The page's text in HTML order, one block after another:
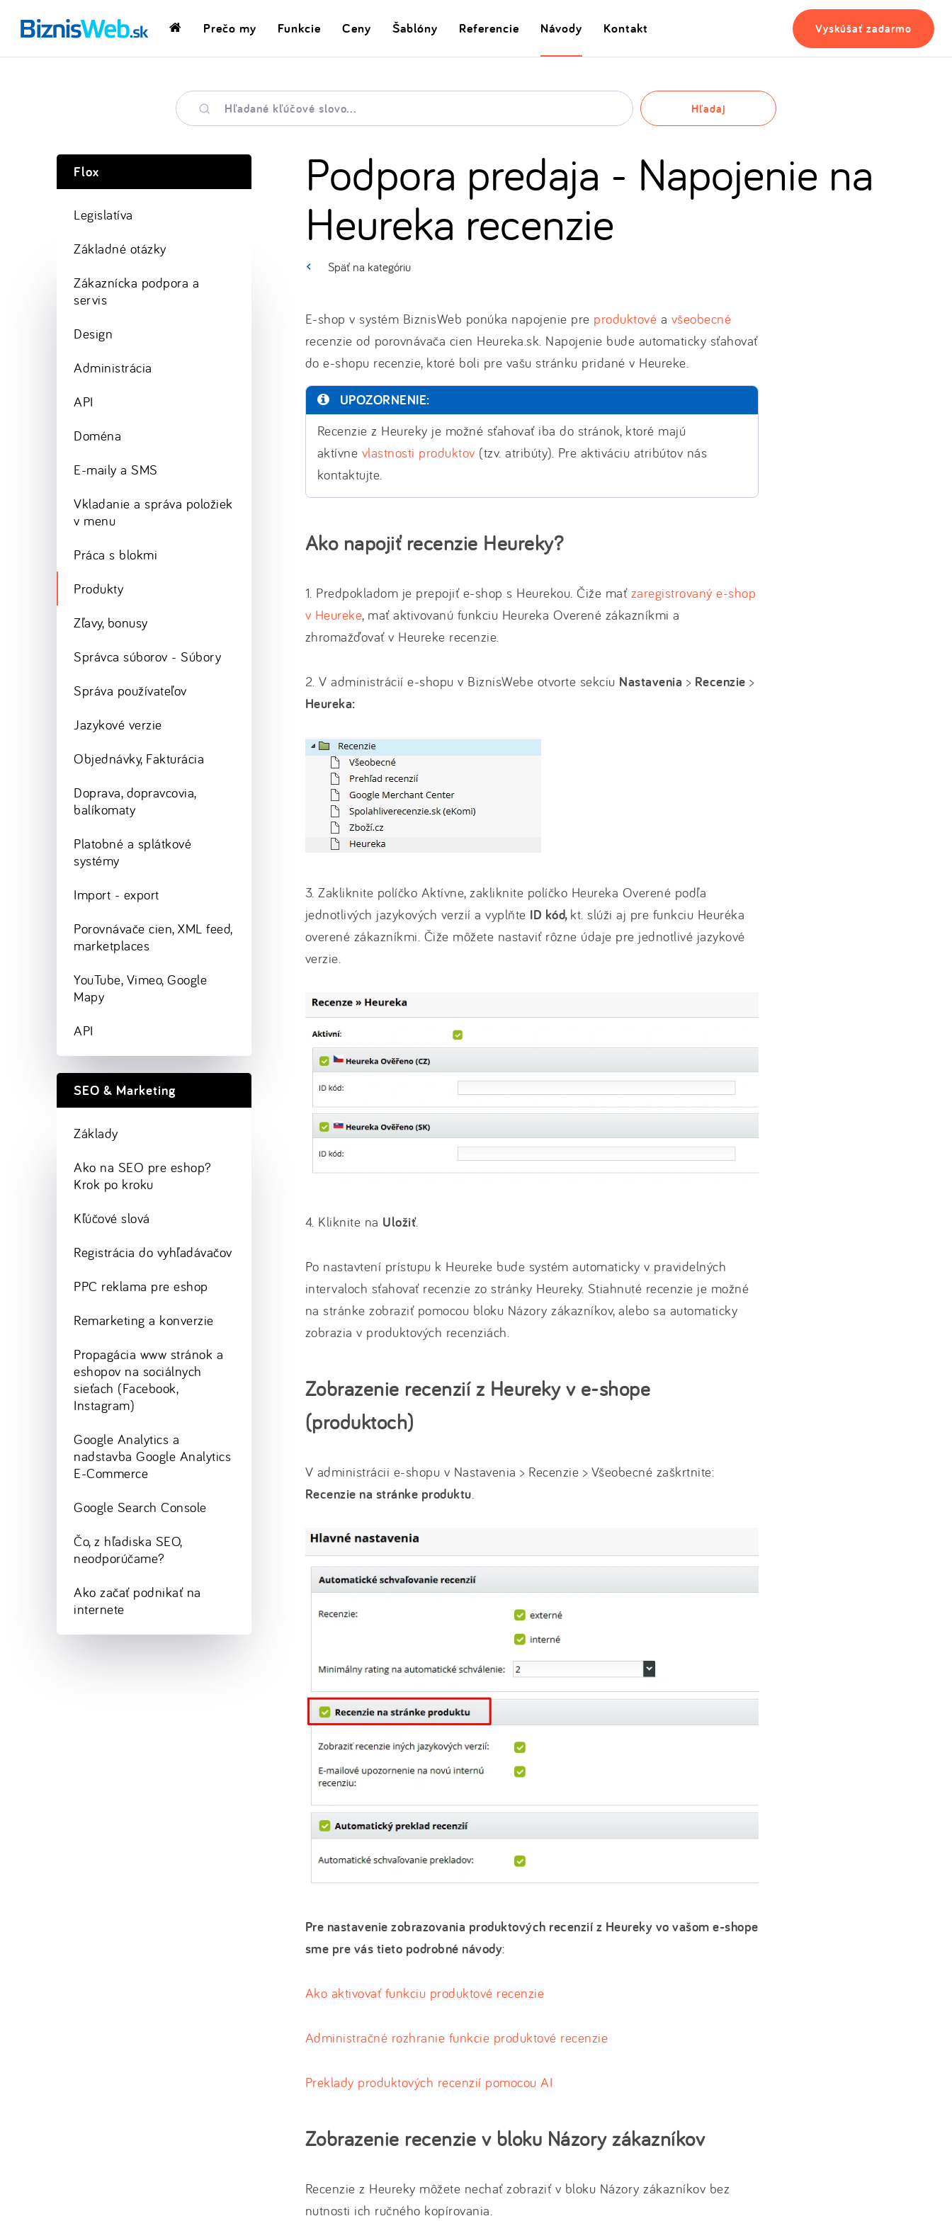
DomovskáPrečo my Funkcie Ceny Šablóny Referencie Návody Kontakt Vyskúšať zadarmo
Hľadané
kľúčové
slovo
Hľadaj
Späť na kategóriu
Podpora predaja - Napojenie na
Heureka recenzie
E-shop v systém BiznisWeb ponúka napojenie pre produktové a všeobecné
recenzie od porovnávača cien Heureka.sk. Napojenie bude automaticky sťahovať
do e-shopu recenzie, ktoré boli pre vašu stránku pridané v Heureke.
UPOZORNENIE:
Recenzie z Heureky je možné sťahovať iba do stránok, ktoré majú
aktívne vlastnosti produktov (tzv. atribúty). Pre aktiváciu atribútov nás
kontaktujte.
Ako napojiť recenzie Heureky?
1. Predpokladom je prepojiť e-shop s Heurekou. Čiže mať zaregistrovaný e-shop
v Heureke, mať aktivovanú funkciu Heureka Overené zákazníkmi a
zhromažďovať v Heureke recenzie.
2. V administrácií e-shopu v BiznisWebe otvorte sekciu Nastavenia > Recenzie >
Heureka:
3. Zakliknite políčko Aktívne, zakliknite políčko Heureka Overené podľa
jednotlivých jazykových verzií a vyplňte ID kód, kt. slúži aj pre funkciu Heuréka
overené zákazníkmi. Čiže môžete nastaviť rôzne údaje pre jednotlivé jazykové
verzie.
4. Kliknite na Uložiť.
Po nastavtení prístupu k Heureke bude systém automaticky v pravidelných
intervaloch sťahovať recenzie zo stránky Heureky. Stiahnuté recenzie je možné
na stránke zobraziť pomocou bloku Názory zákazníkov, alebo sa automaticky
zobrazia v produktových recenziách.
Zobrazenie recenzií z Heureky v e-shope
(produktoch)
V administrácii e-shopu v Nastavenia > Recenzie > Všeobecné zaškrtnite:
Recenzie na stránke produktu
Pre nastavenie zobrazovania produktových recenzií z Heureky vo vašom e-shope
sme pre vás tieto podrobné návody:
Ako aktivovať funkciu produktové recenzie
Administračné rozhranie funkcie produktové recenzie
Preklady produktových recenzií pomocou AI
Zobrazenie recenzie v bloku Názory zákazníkov
Recenzie z Heureky môžete nechať zobraziť v bloku Názory zákazníkov bez
nutnosti ich ručného kopírovania.
Flox
Legislatíva
Základné otázky
Zákaznícka podpora a
servis
Design
Administrácia
API
Doména
E-maily a SMS
Vkladanie a správa položiek
v menu
Práca s blokmi
Produkty
Zľavy, bonusy
Správca súborov - Súbory
Správa používateľov
Jazykové verzie
Objednávky, Fakturácia
Doprava, dopravcovia,
balíkomaty
Platobné a splátkové
systémy
Import - export
Porovnávače cien, XML feed,
marketplaces
YouTube, Vimeo, Google
Mapy
API
SEO & Marketing
Základy
Ako na SEO pre eshop?
Krok po kroku
Kľúčové slová
Registrácia do vyhľadávačov
PPC reklama pre eshop
Remarketing a konverzie
Propagácia www stránok a
eshopov na sociálnych
sieťach (Facebook,
Instagram)
Google Analytics a
nadstavba Google Analytics
E-Commerce
Google Search Console
Čo, z hľadiska SEO,
neodporúčame?
Ako začať podnikať na
internete